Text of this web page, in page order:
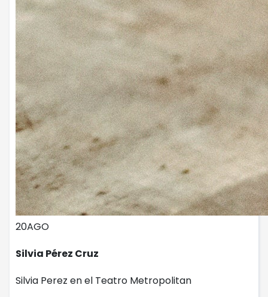
20AGO
Silvia Pérez Cruz
Silvia Perez en el Teatro Metropolitan